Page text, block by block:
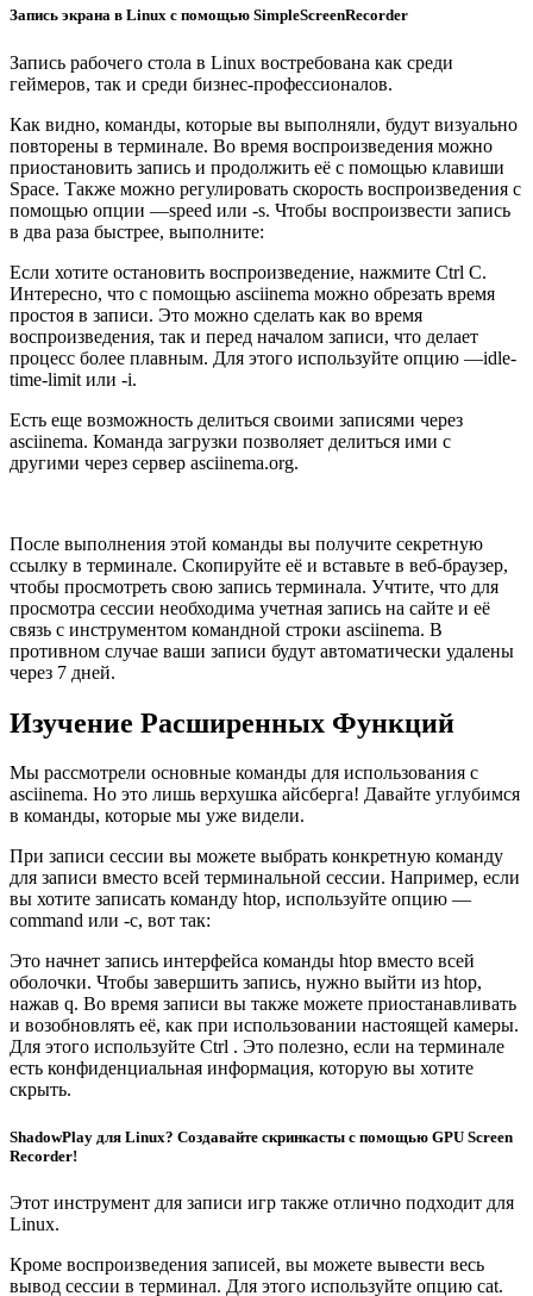
Запись экрана в Linux с помощью SimpleScreenRecorder
Запись рабочего стола в Linux востребована как среди
геймеров, так и среди бизнес-профессионалов.
Как видно, команды, которые вы выполняли, будут визуально
повторены в терминале. Во время воспроизведения можно
приостановить запись и продолжить её с помощью клавиши
Space. Также можно регулировать скорость воспроизведения с
помощью опции —speed или -s. Чтобы воспроизвести запись
в два раза быстрее, выполните:
Если хотите остановить воспроизведение, нажмите Ctrl C.
Интересно, что с помощью asciinema можно обрезать время
простоя в записи. Это можно сделать как во время
воспроизведения, так и перед началом записи, что делает
процесс более плавным. Для этого используйте опцию —idle-
time-limit или -i.
Есть еще возможность делиться своими записями через
asciinema. Команда загрузки позволяет делиться ими с
другими через сервер asciinema.org.
После выполнения этой команды вы получите секретную
ссылку в терминале. Скопируйте её и вставьте в веб-браузер,
чтобы просмотреть свою запись терминала. Учтите, что для
просмотра сессии необходима учетная запись на сайте и её
связь с инструментом командной строки asciinema. В
противном случае ваши записи будут автоматически удалены
через 7 дней.
Изучение Расширенных Функций
Мы рассмотрели основные команды для использования с
asciinema. Но это лишь верхушка айсберга! Давайте углубимся
в команды, которые мы уже видели.
При записи сессии вы можете выбрать конкретную команду
для записи вместо всей терминальной сессии. Например, если
вы хотите записать команду htop, используйте опцию —
command или -c, вот так:
Это начнет запись интерфейса команды htop вместо всей
оболочки. Чтобы завершить запись, нужно выйти из htop,
нажав q. Во время записи вы также можете приостанавливать
и возобновлять её, как при использовании настоящей камеры.
Для этого используйте Ctrl . Это полезно, если на терминале
есть конфиденциальная информация, которую вы хотите
скрыть.
ShadowPlay для Linux? Создавайте скринкасты с помощью GPU Screen
Recorder!
Этот инструмент для записи игр также отлично подходит для
Linux.
Кроме воспроизведения записей, вы можете вывести весь
вывод сессии в терминал. Для этого используйте опцию cat.